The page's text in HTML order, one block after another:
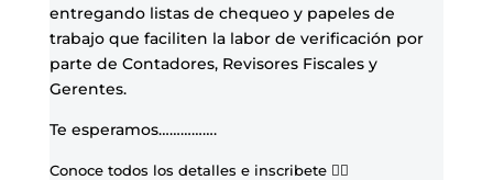
entregando listas de chequeo y papeles de
trabajo que faciliten la labor de verificación por
parte de Contadores, Revisores Fiscales y
Gerentes.
Te esperamos…………….
Conoce todos los detalles e inscribete 👉🏻